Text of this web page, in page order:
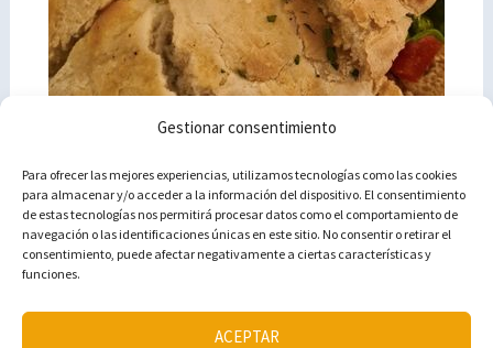
Gestionar consentimiento
Para ofrecer las mejores experiencias, utilizamos tecnologías como las cookies
para almacenar y/o acceder a la información del dispositivo. El consentimiento
de estas tecnologías nos permitirá procesar datos como el comportamiento de
navegación o las identificaciones únicas en este sitio. No consentir o retirar el
consentimiento, puede afectar negativamente a ciertas características y
funciones.
ACEPTAR